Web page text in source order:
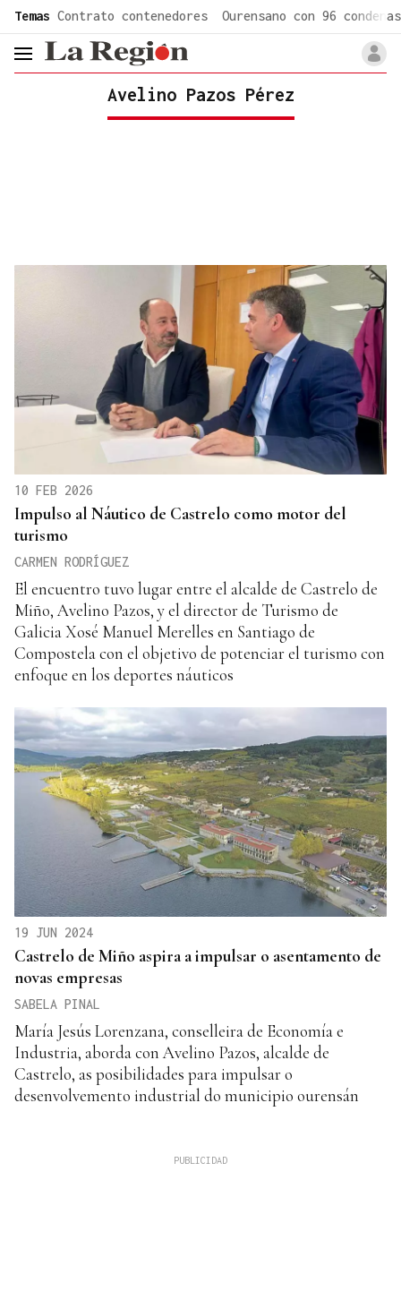
Temas Contrato contenedores Ourensano con 96 condenas
header.menu.open
Avelino Pazos Pérez
10 FEB 2026
Impulso al Náutico de Castrelo como motor del
turismo
CARMEN RODRÍGUEZ
El encuentro tuvo lugar entre el alcalde de Castrelo de
Miño, Avelino Pazos, y el director de Turismo de
Galicia Xosé Manuel Merelles en Santiago de
Compostela con el objetivo de potenciar el turismo con
enfoque en los deportes náuticos
19 JUN 2024
Castrelo de Miño aspira a impulsar o asentamento de
novas empresas
SABELA PINAL
María Jesús Lorenzana, conselleira de Economía e
Industria, aborda con Avelino Pazos, alcalde de
Castrelo, as posibilidades para impulsar o
desenvolvemento industrial do municipio ourensán